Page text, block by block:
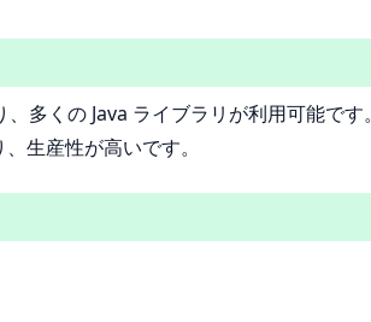
多くの Java ライブラリが利用可能です。
生産性が高いです。